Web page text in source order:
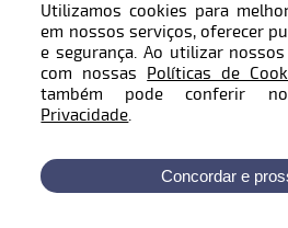
Endereço: Rua Hermann
Retiro - Blumenau / SC - 89010-
Utilizamos cookies para
em nossos serviços, oferecer
e segurança. Ao utilizar
com nossas Políticas de
também pode conferir
Privacidade.
Concordar e